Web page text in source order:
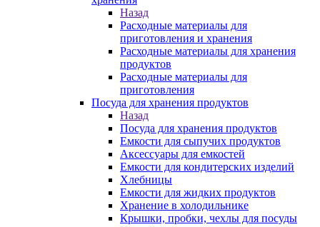
Назад
Расходные материалы для
приготовления и хранения
Расходные материалы для хранения
продуктов
Расходные материалы для
приготовления
Посуда для хранения продуктов
Назад
Посуда для хранения продуктов
Емкости для сыпучих продуктов
Аксессуары для емкостей
Емкости для кондитерских изделий
Хлебницы
Емкости для жидких продуктов
Хранение в холодильнике
Крышки, пробки, чехлы для посуды